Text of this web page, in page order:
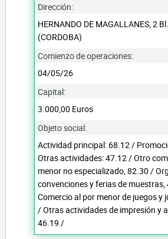
Dirección:
HERNANDO DE MAGALLANES, 2
(CORDOBA)
Comienzo de operaciones:
04/05/26
Capital:
3.000,00 Euros
Objeto social:
Actividad principal: 68.12 /
Otras actividades: 47.12 / Otro
menor no especializado, 82.30 /
convenciones y ferias de
Comercio al por menor de juegos y
/ Otras actividades de impresión y
46.19 /